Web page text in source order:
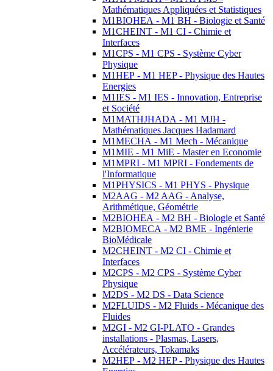
Mathématiques Appliquées et Statistiques
M1BIOHEA - M1 BH - Biologie et Santé
M1CHEINT - M1 CI - Chimie et
Interfaces
M1CPS - M1 CPS - Système Cyber
Physique
M1HEP - M1 HEP - Physique des Hautes
Energies
M1IES - M1 IES - Innovation, Entreprise
et Société
M1MATHJHADA - M1 MJH -
Mathématiques Jacques Hadamard
M1MECHA - M1 Mech - Mécanique
M1MIE - M1 MiE - Master en Economie
M1MPRI - M1 MPRI - Fondements de
l'Informatique
M1PHYSICS - M1 PHYS - Physique
M2AAG - M2 AAG - Analyse,
Arithmétique, Géométrie
M2BIOHEA - M2 BH - Biologie et Santé
M2BIOMECA - M2 BME - Ingénierie
BioMédicale
M2CHEINT - M2 CI - Chimie et
Interfaces
M2CPS - M2 CPS - Système Cyber
Physique
M2DS - M2 DS - Data Science
M2FLUIDS - M2 Fluids - Mécanique des
Fluides
M2GI - M2 GI-PLATO - Grandes
installations - Plasmas, Lasers,
Accélérateurs, Tokamaks
M2HEP - M2 HEP - Physique des Hautes